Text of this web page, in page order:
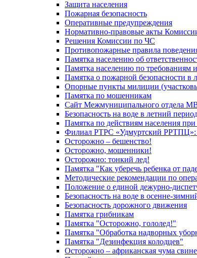
Защита населения
Пожарная безопасность
Оперативные предупреждения
Нормативно-правовые акты
Решения Комиссии по ЧС
Противопожарные правила
Памятка населению об
Памятка населению по
Памятка о пожарной безопасности в
Опорные пункты милиции
Памятка по мошенникам
Сайт Межмуниципального отдела
Безопасность на воде в летний
Памятка по действиям населения
Филиал РТРС «Удмуртский РРТПЦ»:
Осторожно – бешенство!
Осторожно, мошенники!
Осторожно: тонкий лед!
Памятка "Как уберечь ребенка от
Методические рекомендации по
Положение о единой дежурно-
Безопасность на воде в осенне-
Безопасность дорожного движения
Памятка грибникам
Памятка "Осторожно, гололед!"
Памятка "Обработка надворных
Памятка "Дезинфекция колодцев"
Осторожно – африканская чума